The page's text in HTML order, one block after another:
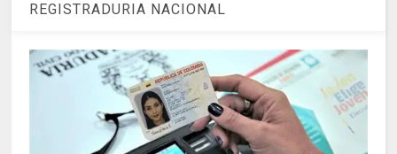
REGISTRADURIA NACIONAL